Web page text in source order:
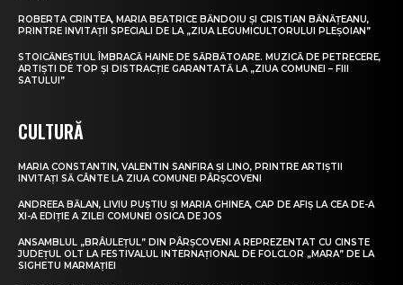
ROBERTA CRINTEA, MARIA BEATRICE BĂNDOIU ȘI CRISTIAN BĂNĂȚEANU,
PRINTRE INVITAȚII SPECIALI DE LA „ZIUA LEGUMICULTORULUI PLEȘOIAN”
STOICĂNEȘTIUL ÎMBRACĂ HAINE DE SĂRBĂTOARE. MUZICĂ DE PETRECERE,
ARTIȘTI DE TOP ȘI DISTRACȚIE GARANTATĂ LA „ZIUA COMUNEI – FIII
SATULUI”
CULTURĂ
MARIA CONSTANTIN, VALENTIN SANFIRA ȘI LINO, PRINTRE ARTIȘTII
INVITAȚI SĂ CÂNTE LA ZIUA COMUNEI PÂRȘCOVENI
ANDREEA BĂLAN, LIVIU PUȘTIU ȘI MARIA GHINEA, CAP DE AFIȘ LA CEA DE-A
XI-A EDIȚIE A ZILEI COMUNEI OSICA DE JOS
ANSAMBLUL „BRÂULEȚUL” DIN PÂRȘCOVENI A REPREZENTAT CU CINSTE
JUDEȚUL OLT LA FESTIVALUL INTERNAȚIONAL DE FOLCLOR „MARA” DE LA
SIGHETU MARMAȚIEI